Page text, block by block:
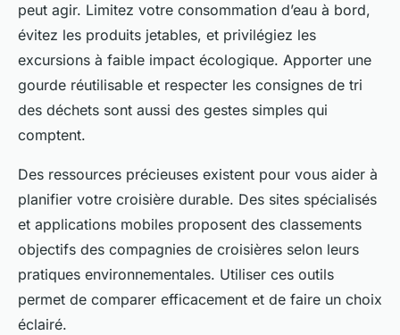
peut agir. Limitez votre consommation d’eau à bord,
évitez les produits jetables, et privilégiez les
excursions à faible impact écologique. Apporter une
gourde réutilisable et respecter les consignes de tri
des déchets sont aussi des gestes simples qui
comptent.
Des ressources précieuses existent pour vous aider à
planifier votre croisière durable. Des sites spécialisés
et applications mobiles proposent des classements
objectifs des compagnies de croisières selon leurs
pratiques environnementales. Utiliser ces outils
permet de comparer efficacement et de faire un choix
éclairé.